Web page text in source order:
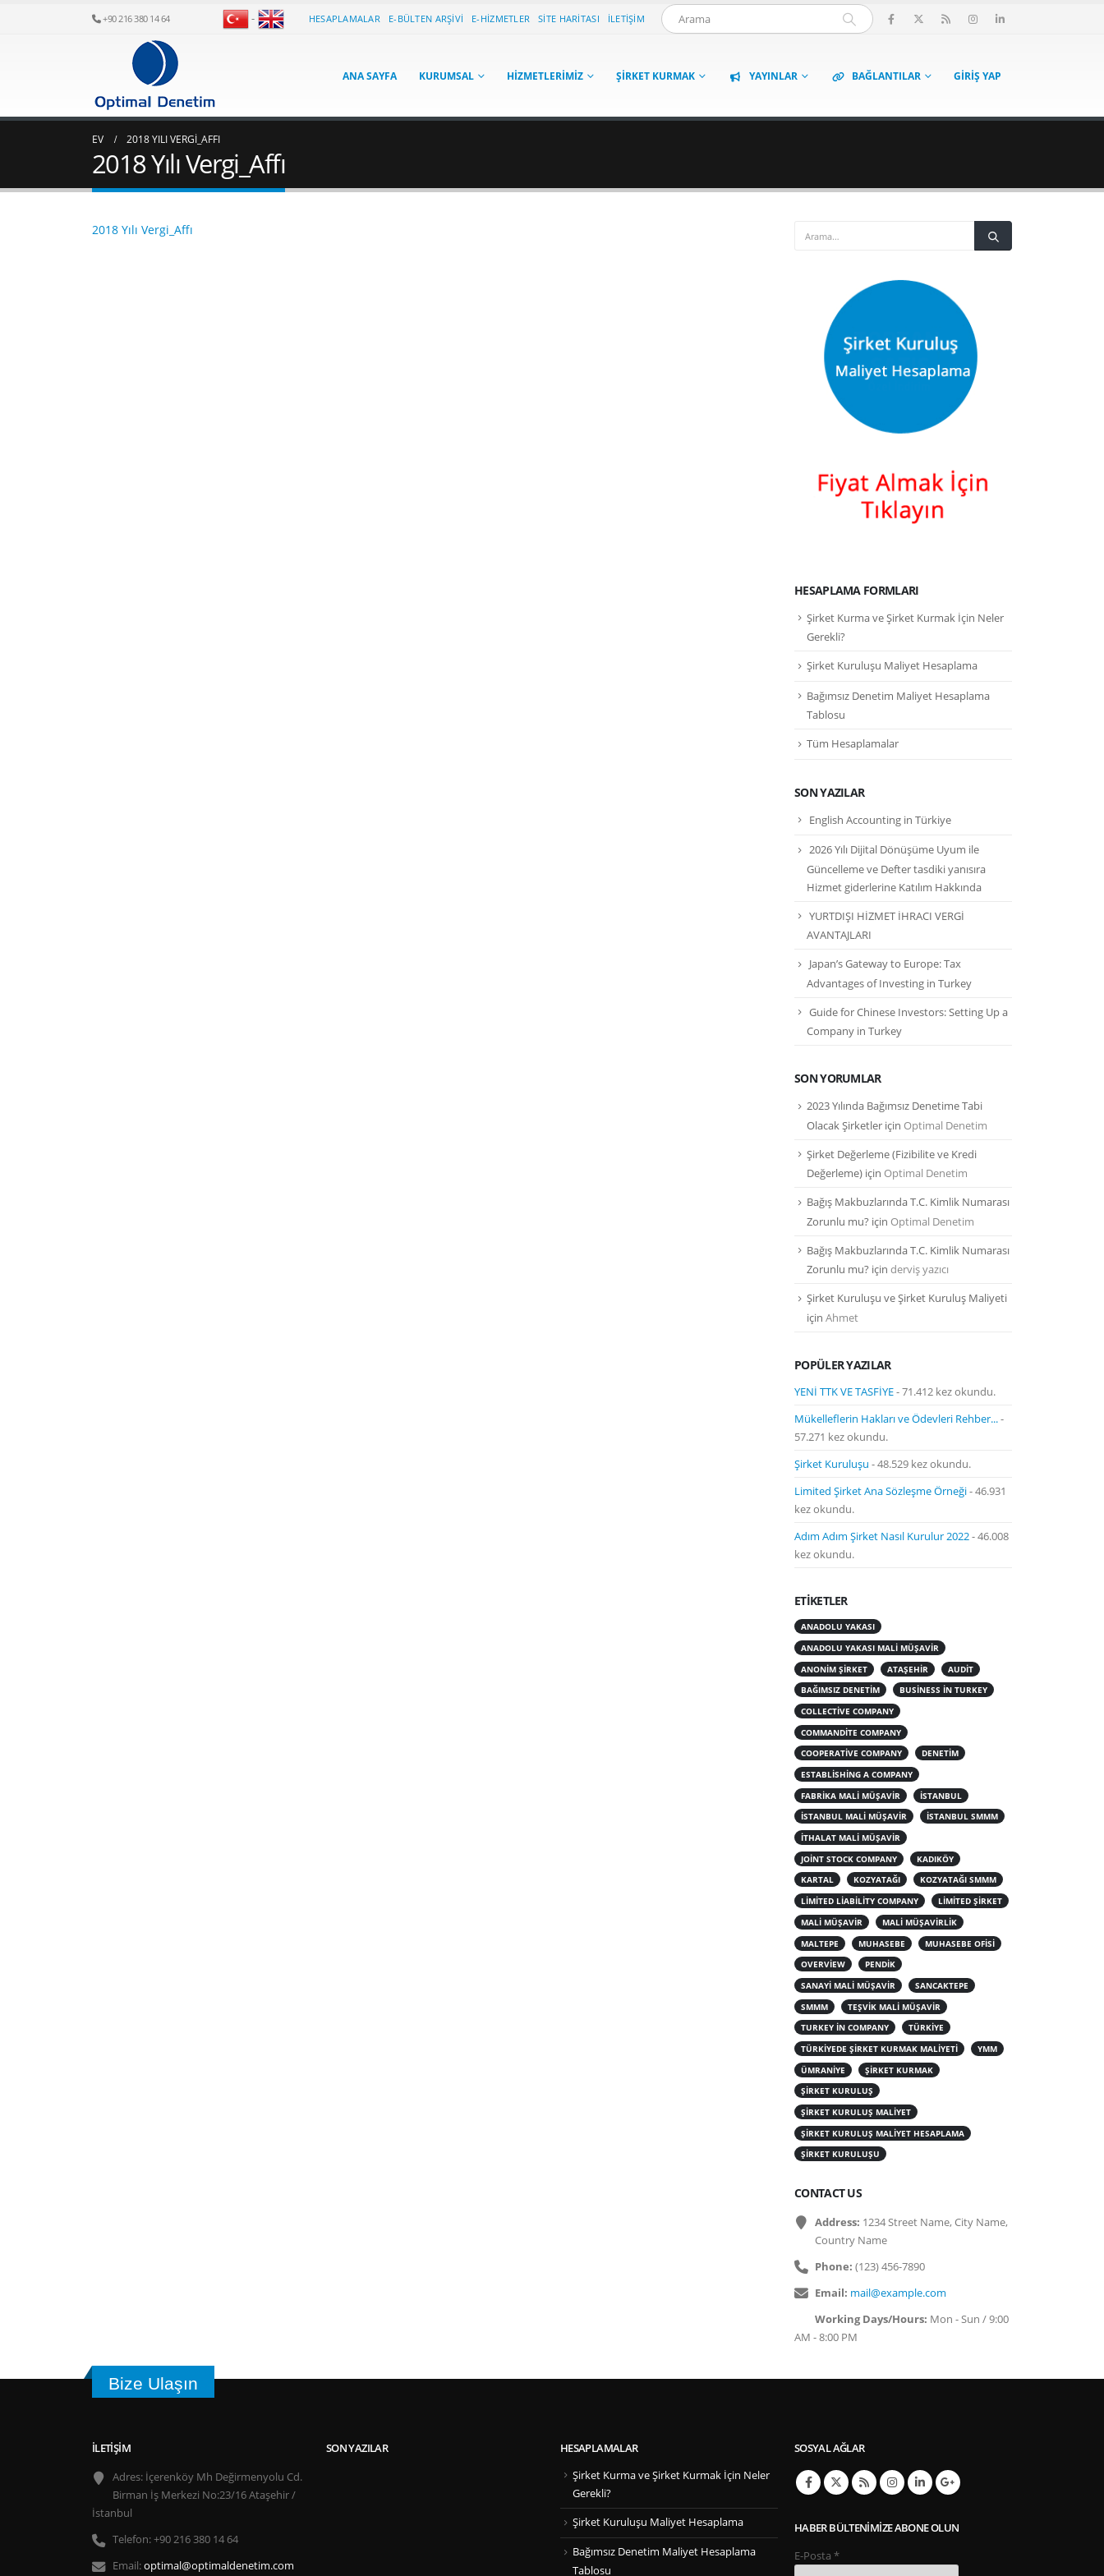
+90 216 380 14 64 - HESAPLAMALAR E-BÜLTEN ARŞIVI E-HIZMETLER SITE HARITASI İLETIŞIM
ANA SAYFA KURUMSAL HIZMETLERIMIZ ŞIRKET KURMAK YAYINLAR BAĞLANTILAR GIRIŞ YAP
EV 2018 YILI VERGI_AFFI
2018 Yılı Vergi_Affı
2018 Yılı Vergi_Affı
HESAPLAMA FORMLARI
Şirket Kurma ve Şirket Kurmak İçin Neler
Gerekli?
Şirket Kuruluşu Maliyet Hesaplama
Bağımsız Denetim Maliyet Hesaplama
Tablosu
Tüm Hesaplamalar
SON YAZILAR
English Accounting in Türkiye
2026 Yılı Dijital Dönüşüme Uyum ile
Güncelleme ve Defter tasdiki yanısıra
Hizmet giderlerine Katılım Hakkında
YURTDIŞI HİZMET İHRACI VERGİ
AVANTAJLARI
Japan’s Gateway to Europe: Tax
Advantages of Investing in Turkey
Guide for Chinese Investors: Setting Up a
Company in Turkey
SON YORUMLAR
2023 Yılında Bağımsız Denetime Tabi
Olacak Şirketler için Optimal Denetim
Şirket Değerleme (Fizibilite ve Kredi
Değerleme) için Optimal Denetim
Bağış Makbuzlarında T.C. Kimlik Numarası
Zorunlu mu? için Optimal Denetim
Bağış Makbuzlarında T.C. Kimlik Numarası
Zorunlu mu? için derviş yazıcı
Şirket Kuruluşu ve Şirket Kuruluş Maliyeti
için Ahmet
POPÜLER YAZILAR
YENİ TTK VE TASFİYE- 71.412 kez okundu.
Mükelleflerin Hakları ve Ödevleri Rehber...-
57.271 kez okundu.
Şirket Kuruluşu - 48.529 kez okundu.
Limited Şirket Ana Sözleşme Örneği- 46.931
kez okundu.
Adım Adım Şirket Nasıl Kurulur 2022- 46.008
kez okundu.
ETIKETLER
ANADOLU YAKASI
ANADOLU YAKASI MALI MÜŞAVIR
ANONIM ŞIRKET
ATAŞEHIR
AUDIT
BAĞIMSIZ DENETIM
BUSINESS IN TURKEY
COLLECTIVE COMPANY
COMMANDITE COMPANY
COOPERATIVE COMPANY
DENETIM
ESTABLISHING A COMPANY
FABRIKA MALI MÜŞAVIR
ISTANBUL
ISTANBUL MALI MÜŞAVIR
ISTANBUL SMMM
ITHALAT MALI MÜŞAVIR
JOINT STOCK COMPANY
KADIKÖY
KARTAL
KOZYATAĞI
KOZYATAĞI SMMM
LIMITED LIABILITY COMPANY
LIMITED ŞIRKET
MALI MÜŞAVIR
MALI MÜŞAVIRLIK
MALTEPE
MUHASEBE
MUHASEBE OFISI
OVERVIEW
PENDIK
SANAYI MALI MÜŞAVIR
SANCAKTEPE
SMMM
TEŞVIK MALI MÜŞAVIR
TURKEY IN COMPANY
TÜRKIYE
TÜRKIYEDE ŞIRKET KURMAK MALIYETI
YMM
ÜMRANIYE
ŞIRKET KURMAK
ŞIRKET KURULUŞ
ŞIRKET KURULUŞ MALIYET
ŞIRKET KURULUŞ MALIYET HESAPLAMA
ŞIRKET KURULUŞU
CONTACT US
Address: 1234 Street Name, City Name,
Country Name
Phone: (123) 456-7890
Email: mail@example.com
Working Days/Hours: Mon - Sun / 9:00
AM - 8:00 PM
Bize Ulaşın
İLETIŞIM
Adres: İçerenköy Mh Değirmenyolu Cd.
Birman İş Merkezi No:23/16 Ataşehir /
İstanbul
Telefon:+90 216 380 14 64
Email:optimal@optimaldenetim.com
SON YAZILAR
HESAPLAMALAR
Şirket Kurma ve Şirket Kurmak İçin Neler
Gerekli?
Şirket Kuruluşu Maliyet Hesaplama
Bağımsız Denetim Maliyet Hesaplama
Tablosu
SOSYAL AĞLAR
HABER BÜLTENIMIZE ABONE OLUN
E-Posta *